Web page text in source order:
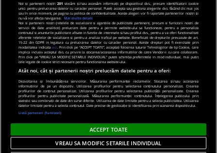
© 2019 PRO TV S.R.L |Politica de Cookie|Politica
de confidentialitate
Noi și partenerii noștri201 stocăm și/sau accesăm informații pe dispozitivul dvs., precum identificatorii cookie
unici pentru prelucrarea datelor cu caracter personal. Puteți accepta sau gestiona alegerile dvs. făcând clic mai jos
sau în orice moment, pe pagina cu politica de confidențialitate. Aceste alegeri vor fi raportate partenerilor noștri și
nu vă vor afecta navigarea.
Mai multe detalii
Noi si partenerii nostri (retelele de socializare si agentiile de publicitate partenere, precum si furnizorii nostri de
servicii de date analitice) prelucram date pentru a permite website-ului sa functioneze, pentru a personaliza
continutul si anunturile publicitare afisate in functie de interesele si/sau profilul dvs., pentru a va oferi functionalitati
aferente retelelor de socializare si pentru a analiza traficul pe website. Beneficiati de drepturile prevazute de art.
15-22 din GDPR in legatura cu prelucrarea datelor cu caracter personal. Aceste drepturi pot fi exercitate prin
modalitatea indicata aici. Prin click pe “ACCEPT TOATE”, acceptati folosirea tuturor Tehnologiilor de tip Cookie, care
implica inclusiv acceptul dvs. cu privire la stocarea/accesarea informatiilor de catre Vendor-ii cu care colaboram.
Prin click pe “VREAU SA MODIFIC SETARILE INDIVIDUAL” puteti schimba preferintele in mod individual, mai putin
cele legate de cookie strict necesare pentru functionarea website-ului.
Atât noi, cât și partenerii noștri prelucrăm datele pentru a oferi:
Dezvoltarea și îmbunătățirea serviciilor. Măsurarea performanței reclamelor. Stocarea și/sau accesarea
informațiilor de pe un dispozitiv. Utilizarea profilurilor pentru selectarea conținutului personalizat. Crearea
profilurilor de conținut personalizat. Utilizarea profilurilor pentru selectarea publicității personalizate. Crearea
profilurilor pentru publicitate personalizată. Măsurarea performanței conținutului. Înțelegerea publicului prin
statistici sau combinații de date din surse diferite. Utilizarea de date limitate pentru a selecta publicitatea. Utilizarea
datelor limitate pentru a selecta conținutul. Date precise de geolocație și identificarea prin scanarea dispozitivului.
Listă parteneri (furnizori)
ACCEPT TOATE
VREAU SA MODIFIC SETARILE INDIVIDUAL